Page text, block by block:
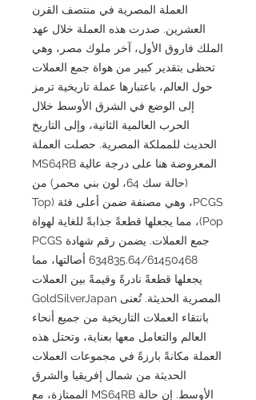
العملة المصرية في منتصف القرن
العشرين. صدرت هذه العملة خلال عهد
الملك فاروق الأول، آخر ملوك مصر، وهي
تحظى بتقدير كبير من هواة جمع العملات
حول العالم، باعتبارها عملة تاريخية ترمز
إلى الوضع في الشرق الأوسط خلال
الحرب العالمية الثانية، وإلى التاريخ
الحديث للمملكة المصرية. حصلت العملة
المعروضة هنا على درجة عالية MS64RB
(حالة سك 64، لون بني محمر) من
PCGS، وهي مصنفة ضمن أعلى فئة (Top
Pop)، مما يجعلها قطعةً جذابةً للغاية لهواة
جمع العملات. يضمن رقم شهادة PCGS
634835.64/61450468 أصالتها، مما
يجعلها قطعةً نادرةً وقيمةً بين العملات
المصرية الحديثة. تُعنى GoldSilverJapan
بانتقاء العملات التاريخية من جميع أنحاء
العالم والتعامل معها بعناية، وتحتل هذه
العملة مكانةً بارزةً في مجموعات العملات
الحديثة من شمال إفريقيا والشرق
الأوسط. إن حالة MS64RB الممتازة، مع